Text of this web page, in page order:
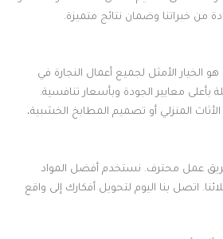
من خبراتنا وضمان نتائج متميزة.
الخيار الأمثل لجميع أعمال النجارة في
معايير الجودة وبأسعار تنافسية.
المنزلي أو تصميم المطابخ الخشبية،
عمل محترف. نستخدم أفضل المواد
اتصل بنا اليوم لتحويل أفكارك إلى واقع